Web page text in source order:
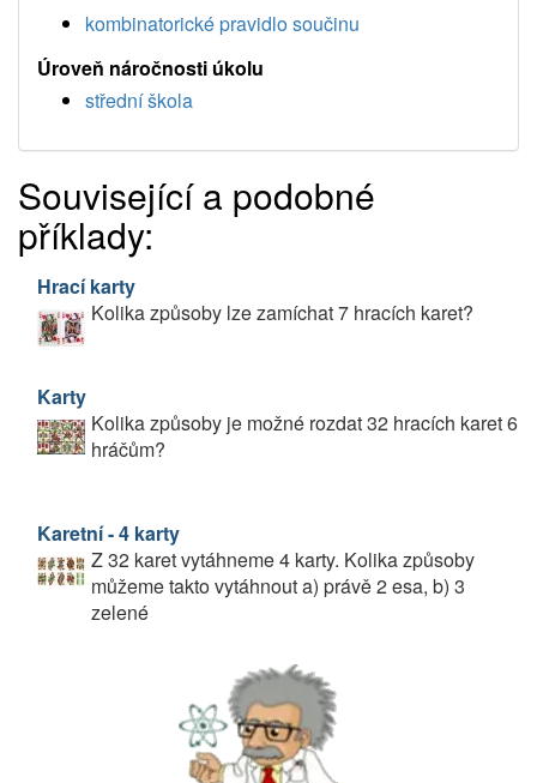
kombinatorické pravidlo součinu
Úroveň náročnosti úkolu
střední škola
Související a podobné
příklady:
Hrací karty
Kolika způsoby lze zamíchat 7 hracích karet?
Karty
Kolika způsoby je možné rozdat 32 hracích karet 6
hráčům?
Karetní - 4 karty
Z 32 karet vytáhneme 4 karty. Kolika způsoby
můžeme takto vytáhnout a) právě 2 esa, b) 3
zelené